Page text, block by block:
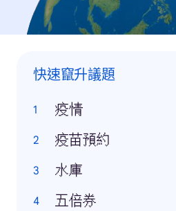
快速竄升議題
疫情
疫苗預約
水庫
五倍券